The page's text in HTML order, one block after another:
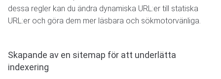
dessa regler kan du ändra dynamiska URL:er till statiska
URL:er och göra dem mer läsbara och sökmotorvänliga.
Skapande av en sitemap för att underlätta
indexering